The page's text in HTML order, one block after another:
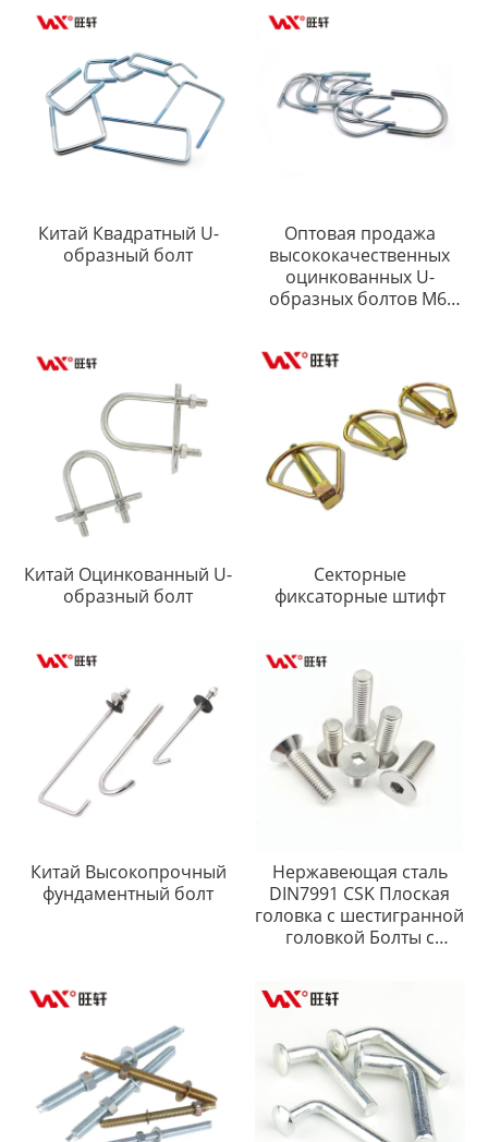
углублением под ключ
Китай Квадратный U-
образный болт
Оптовая продажа
высококачественных
оцинкованных U-
образных болтов M6,
Китай Оцинкованный U-
образный болт
Секторные
фиксаторные штифт
Китай Высокопрочный
фундаментный болт
Нержавеющая сталь
DIN7991 CSK Плоская
головка с шестигранной
головкой Болты с
CSK Винт с головкой